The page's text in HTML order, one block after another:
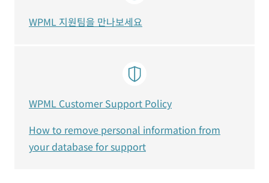
WPML 지원팀을 만나보세요
WPML Customer Support Policy
How to remove personal information from
your database for support